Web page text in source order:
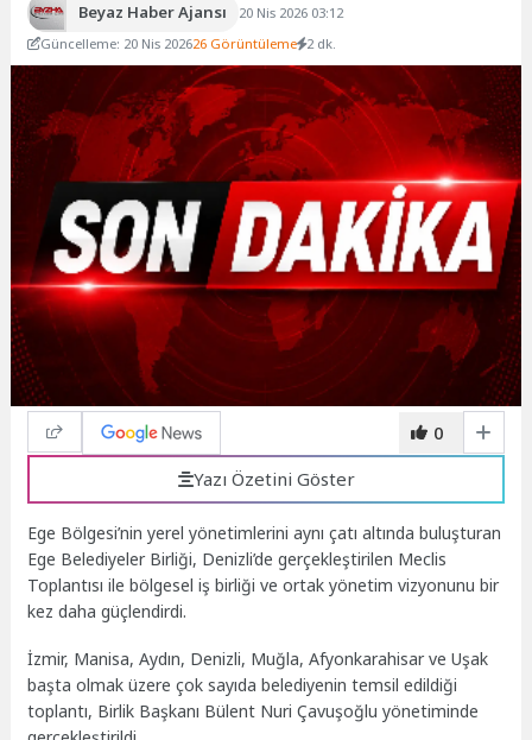
Beyaz Haber Ajansı
20 Nis 2026 03:12
Güncelleme: 20 Nis 202626 Görüntüleme 2 dk.
0
Yazı Özetini Göster
Ege Bölgesi’nin yerel yönetimlerini aynı çatı altında buluşturan
Ege Belediyeler Birliği, Denizli’de gerçekleştirilen Meclis
Toplantısı ile bölgesel iş birliği ve ortak yönetim vizyonunu bir
kez daha güçlendirdi.
İzmir, Manisa, Aydın, Denizli, Muğla, Afyonkarahisar ve Uşak
başta olmak üzere çok sayıda belediyenin temsil edildiği
toplantı, Birlik Başkanı Bülent Nuri Çavuşoğlu yönetiminde